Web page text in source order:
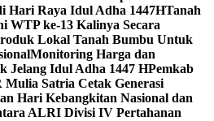
Hari Raya Idul Adha 1447HTanah
WTP ke-13 Kalinya Secara
Lokal Tanah Bumbu Untuk
Monitoring Harga dan
Jelang Idul Adha 1447 HPemkab
Mulia Satria Cetak Generasi
Hari Kebangkitan Nasional dan
ALRI Divisi IV Pertahanan